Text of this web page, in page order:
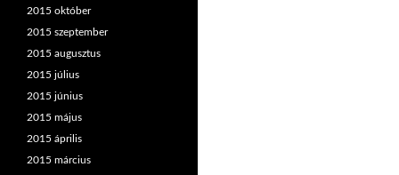
2015 október
2015 szeptember
2015 augusztus
2015 július
2015 június
2015 május
2015 április
2015 március